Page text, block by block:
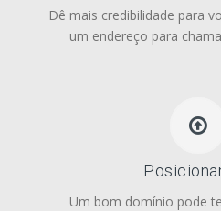
Dê mais credibilidade para
um endereço para
Um bom domínio pode